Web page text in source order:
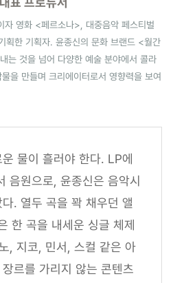
자 영화 <페르소나>, 대중음악 페스티벌
획한 기획자. 윤종신의 문화 브랜드 <월간
는 것을 넘어 다양한 예술 분야에서 콜라
을 만들며 크리에이터로서 영향력을 보여
물이 흘러야 한다. LP에
음원으로, 윤종신은 음악시
. 열두 곡을 꽉 채우던 앨
한 곡을 내세운 싱글 체제
, 지코, 민서, 스컬 같은 아
르를 가리지 않는 콘텐츠